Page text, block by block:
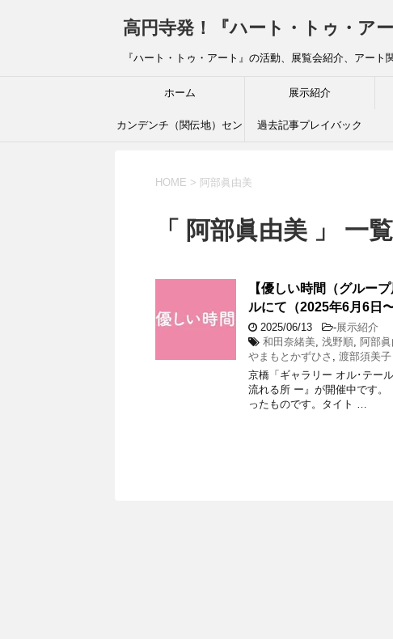
高円寺発！『ハート・トゥ・ア
『ハート・トゥ・アート』の活動、展覧会紹介、アー
ホーム 展示紹介
カンデンチ（関伝地）セン 過去記事プレイバック
HOME > 阿部眞由美
「 阿部眞由美 」 一覧
【優しい時間（グルー
ルにて（2025年6月6日
2025/06/13 -展示紹介
和田奈緒美, 浅野順, 阿部
やまもとかずひさ , 渡部須美子
京橋「ギャラリー オル･テー
流れる所 ー』が開催中です
ったものです。タイト …